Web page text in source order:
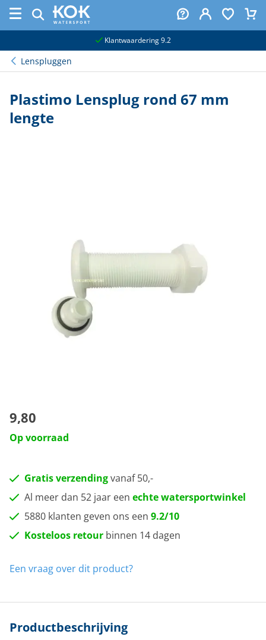
Klantwaardering 9.2
Lenspluggen
Plastimo Lensplug rond 67 mm
lengte
9,80
Op voorraad
Gratis verzendingvanaf 50,-
Al meer dan 52 jaar een echte watersportwinkel
5880 klanten geven ons een 9.2/10
Kosteloos retour binnen 14 dagen
Een vraag over dit product?
Productbeschrijving